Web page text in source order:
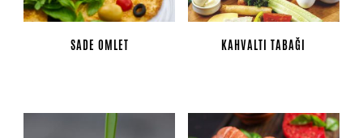
SADE OMLET KAHVALTI TABAĞI